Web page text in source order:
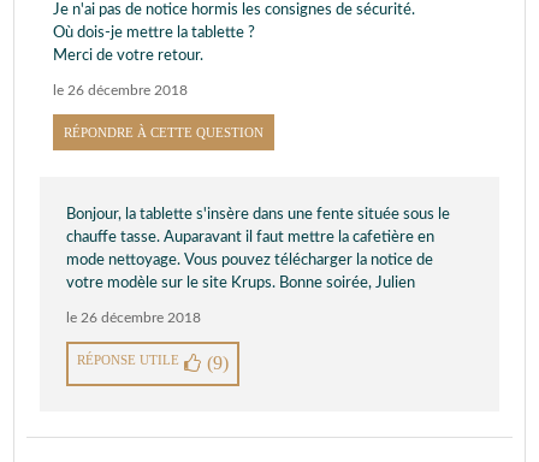
Je n'ai pas de notice hormis les consignes de sécurité.
Où dois-je mettre la tablette ?
Merci de votre retour.
le 26 décembre 2018
RÉPONDRE À CETTE QUESTION
Bonjour, la tablette s'insère dans une fente située sous le
chauffe tasse. Auparavant il faut mettre la cafetière en
mode nettoyage. Vous pouvez télécharger la notice de
votre modèle sur le site Krups. Bonne soirée, Julien
le 26 décembre 2018
RÉPONSE UTILE (9)